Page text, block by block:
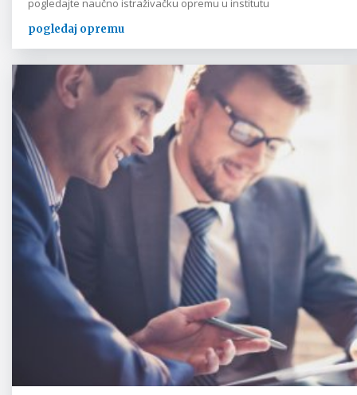
pogledajte naučno istraživačku opremu u institutu
pogledaj opremu